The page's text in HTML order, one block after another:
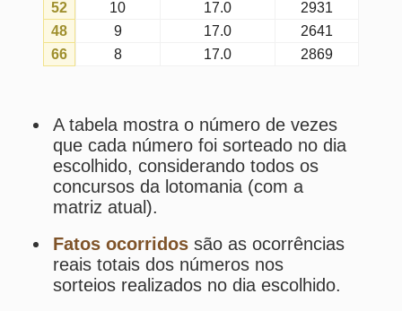
Média de intervalos
é a média
geral de intervalos entre concursos
do dia escolhido em que o número
foi sorteado (até o último concurso
Osfatose expectativastendem a
se aproximar quanto maior for a
amostragem.
Estatísticas da Lotomania